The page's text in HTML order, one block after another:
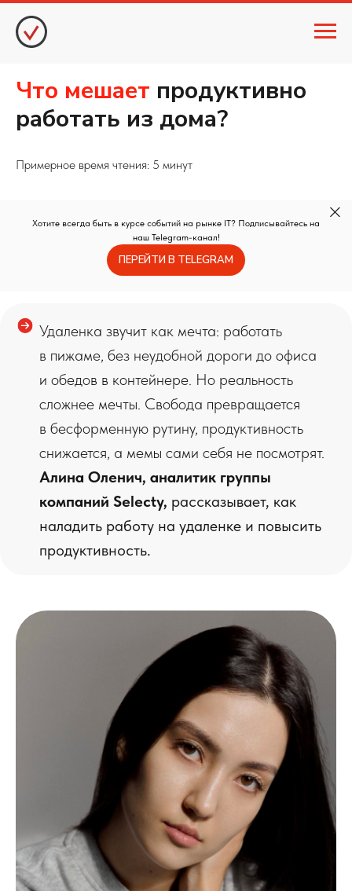
Что мешает продуктивно
работать из дома?
Примерное время чтения: 5 минут
Хотите всегда быть в курсе событий на рынке IT? Подписывайтесь на
наш Telegram-канал!
ПЕРЕЙТИ В TELEGRAM
Удаленка звучит как мечта: работать
в пижаме, без неудобной дороги до офиса
и обедов в контейнере. Но реальность
сложнее мечты. Свобода превращается
в бесформенную рутину, продуктивность
снижается, а мемы сами себя не посмотрят.
Алина Оленич, аналитик группы
компаний Selecty, рассказывает, как
наладить работу на удаленке и повысить
продуктивность.